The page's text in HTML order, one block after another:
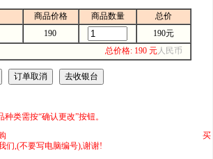
商品价格 商品数量
总价
190
190元
总价格: 190 元人民币
“确认更改”按钮。
能顺利递交时,请你将你购 买
们,(不要写电脑编号),谢谢!